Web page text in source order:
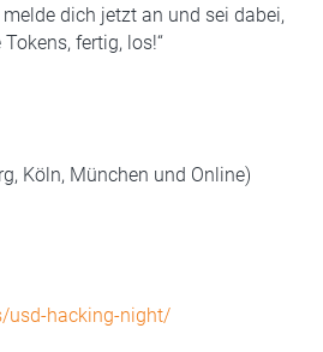
dich jetzt an und sei dabei,
fertig, los!“
Köln, München und Online)
usd-hacking-night/